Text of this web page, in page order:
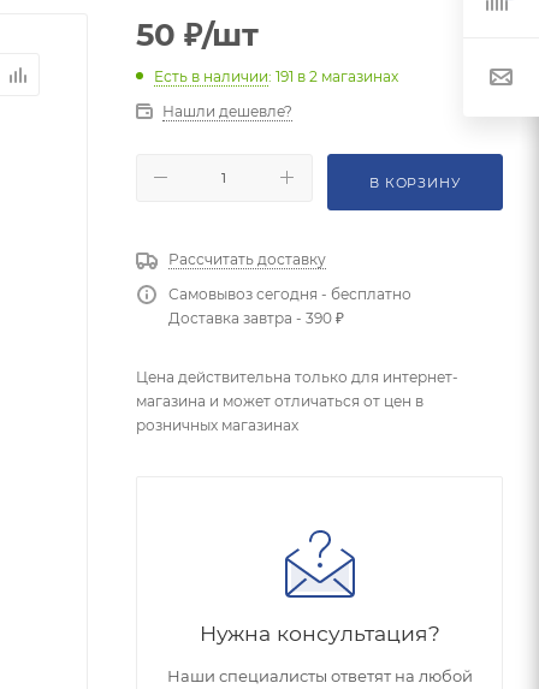
50 ₽/шт
Есть в наличии: 191 в 2 магазинах
Нашли дешевле?
В КОРЗИНУ
Рассчитать доставку
Самовывоз сегодня - бесплатно
Доставка завтра - 390 ₽
Цена действительна только для интернет-
магазина и может отличаться от цен в
розничных магазинах
Нужна консультация?
Наши специалисты ответят на любой